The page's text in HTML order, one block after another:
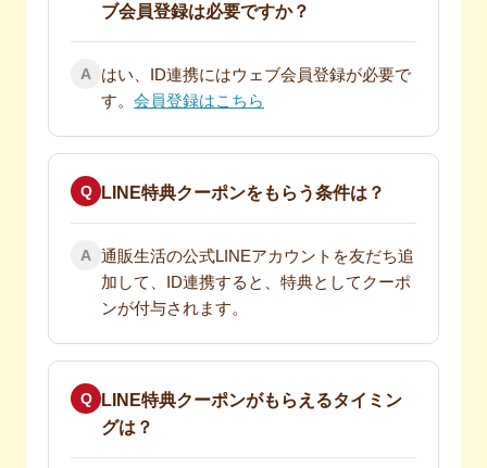
ブ会員登録は必要ですか？
A
はい、ID連携にはウェブ会員登録が必要で
す。 会員登録はこちら
Q LINE特典クーポンをもらう条件は？
A 通販生活の公式LINEアカウントを友だち追
加して、ID連携すると、特典としてクーポ
ンが付与されます。
Q
LINE特典クーポンがもらえるタイミン
グは？